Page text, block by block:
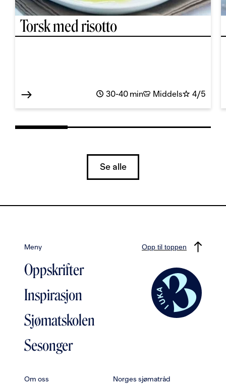
Torsk med risotto
30-40 min Middels 4/5
Se alle
Meny
Oppskrifter
Inspirasjon
Sjømatskolen
Sesonger
Om oss
Norges sjømatråd
Opp til toppen